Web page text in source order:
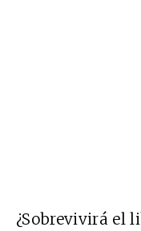
¿Sobrevivirá el